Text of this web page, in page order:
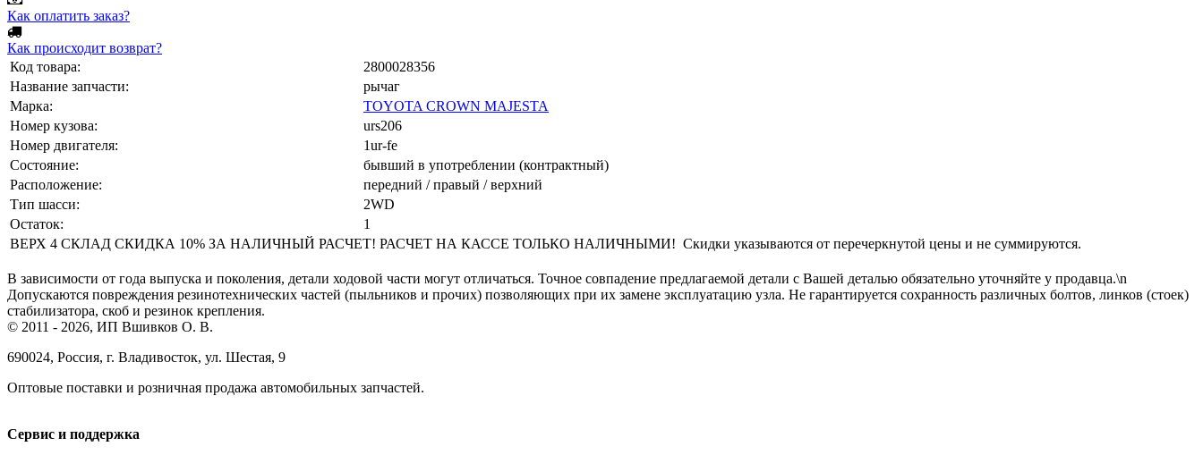
Как оплатить заказ?
Как происходит возврат?
Код товара:
2800028356
Название запчасти:
рычаг
Марка:
TOYOTA CROWN MAJESTA
Номер кузова:
urs206
Номер двигателя:
1ur-fe
Состояние:
бывший в употреблении (контрактный)
Расположение:
передний / правый / верхний
Тип шасси:
2WD
Остаток:
1
ВЕРХ 4 СКЛАД СКИДКА 10% ЗА НАЛИЧНЫЙ РАСЧЕТ! РАСЧЕТ НА КАССЕ ТОЛЬКО НАЛИЧНЫМИ! Скидки указываются от перечеркнутой цены и не суммируются.
В зависимости от года выпуска и поколения, детали ходовой части могут отличаться. Точное совпадение предлагаемой детали с Вашей деталью обязательно уточняйте у продавца.\n
Допускаются повреждения резинотехнических частей (пыльников и прочих) позволяющих при их замене эксплуатацию узла. Не гарантируется сохранность различных болтов, линков (стоек)
стабилизатора, скоб и резинок крепления.
© 2011 - 2026, ИП Вшивков О. В.
690024, Россия, г. Владивосток, ул. Шестая, 9
Оптовые поставки и розничная продажа автомобильных запчастей.
Сервис и поддержка